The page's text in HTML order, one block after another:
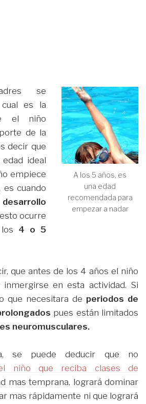
A los 5 años, es
una edad
recomendada para
empezar a nadar
se
cual es la
el niño
de la
decir que
ideal
empiece
es cuando
ocurre
4 o 5
que antes de los 4 años el niño
en esta actividad. Si
que necesitara de periodos de
pues están limitados
neuromusculares.
se puede deducir que no
niño que reciba clases de
mas temprana, logrará dominar
mas rápidamente ni que logrará